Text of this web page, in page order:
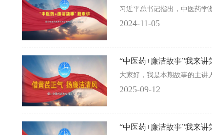
习近平总书记指出，中医药学
2024-11-05
“中医药+廉洁故事”我来
大家好，我是本期故事的主讲
2025-09-12
“中医药+廉洁故事”我来